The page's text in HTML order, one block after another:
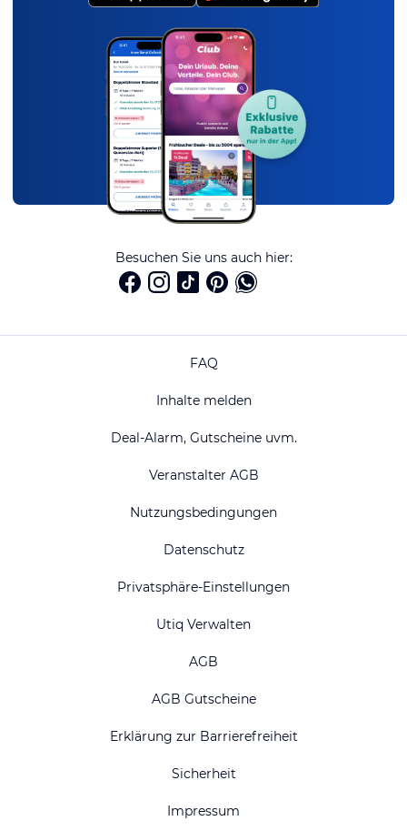
Besuchen Sie uns auch hier:
FAQ
Inhalte melden
Deal-Alarm, Gutscheine uvm.
Veranstalter AGB
Nutzungsbedingungen
Datenschutz
Privatsphäre-Einstellungen
Utiq Verwalten
AGB
AGB Gutscheine
Erklärung zur Barrierefreiheit
Sicherheit
Impressum